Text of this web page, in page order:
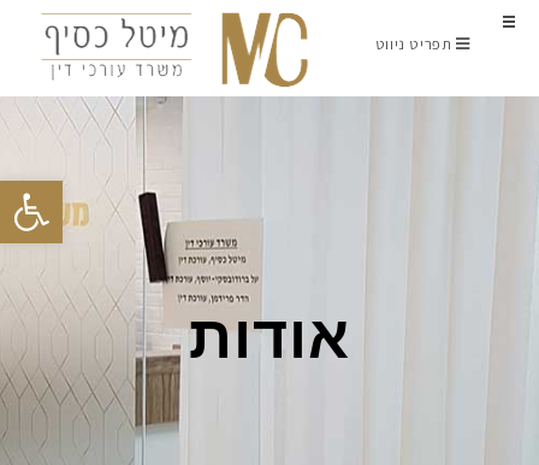
פתח סרגל נגישות
תפריט ניווט
אודות